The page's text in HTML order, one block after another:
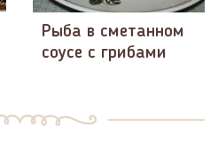
Рыба в сметанном
соусе с грибами